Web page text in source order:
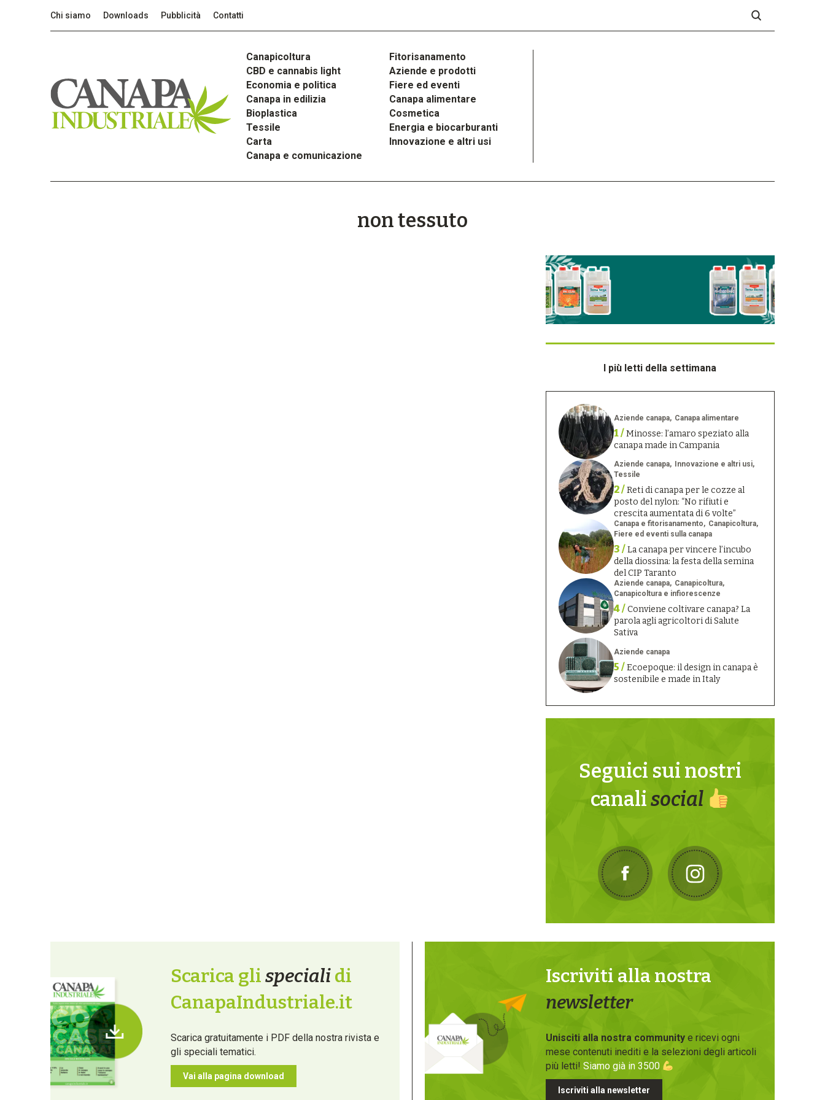
Chi siamo Downloads Pubblicità Contatti
Canapicoltura
Fitorisanamento
CBD e cannabis light
Aziende e prodotti
Economia e politica
Fiere ed eventi
Canapa in edilizia
Canapa alimentare
Bioplastica
Cosmetica
Tessile
Energia e biocarburanti
Carta
Innovazione e altri usi
Canapa e comunicazione
non tessuto
I più letti della settimana
Aziende canapa Canapa alimentare
1 /Minosse: l’amaro speziato alla
canapa made in Campania
Aziende canapa
Innovazione e altri usi
Tessile
2 /Reti di canapa per le cozze al
posto del nylon: “No rifiuti e
crescita aumentata di 6 volte”
Canapa e fitorisanamento
Canapicoltura
Fiere ed eventi sulla canapa
3 /La canapa per vincere l’incubo
della diossina: la festa della semina
del CIP Taranto
Aziende canapa
Canapicoltura
Canapicoltura e infiorescenze
4 /Conviene coltivare canapa? La
parola agli agricoltori di Salute
Sativa
Aziende canapa
5 /Ecoepoque: il design in canapa è
sostenibile e made in Italy
Seguici sui nostri
canalisocial
Scarica glispecialidi
CanapaIndustriale.it
Scarica gratuitamente i PDF della nostra rivista e
gli speciali tematici.
Vai alla pagina download
Iscriviti alla nostra
newsletter
Unisciti alla nostra communitye ricevi ogni
mese contenuti inediti e la selezioni degli articoli
più letti! Siamo già in 3500
Iscriviti alla newsletter